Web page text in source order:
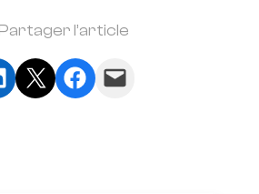
Partager l’article
Partager sur X Partager sur Facebook Envoyer cette page par e-mail